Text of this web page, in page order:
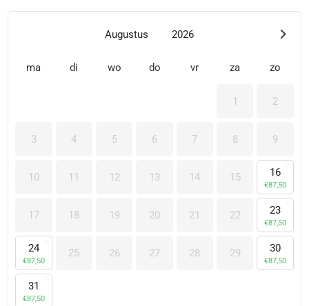
Augustus 2026
ma di wo do vr za zo
1 2
3 4 5 6 7 8 9
10 11 12 13 14 15 16
€87,50
17 18 19 20 21 22 23
€87,50
24
€87,50
25 26 27 28 29 30
€87,50
31
€87,50